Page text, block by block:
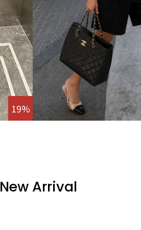
19%
New Arrival